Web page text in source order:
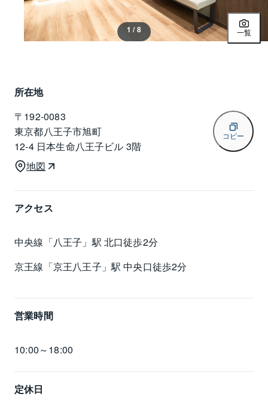
1 / 8 一覧
所在地
〒 192-0083
東京都八王子市旭町
12-4 日本生命八王子ビル 3階
コピー
地図
アクセス
中央線「八王子」駅 北口徒歩2分
京王線「京王八王子」駅 中央口徒歩2分
営業時間
10:00～18:00
定休日